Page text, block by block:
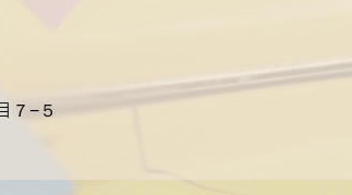
７−５